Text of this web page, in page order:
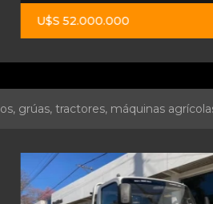
U$S 52.000.000
grúas, tractores, máquinas